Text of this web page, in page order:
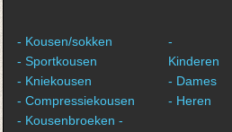
- Kousen/sokken
- Sportkousen
- Kniekousen
- Compressiekousen
- Kousenbroeken -
-
Kinderen
- Dames
- Heren